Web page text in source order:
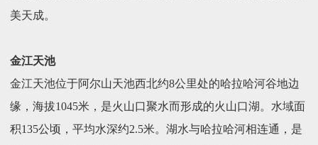
美天成。
金江天池
金江天池位于阿尔山天池西北约8公里处的哈拉哈河谷地边
缘，海拔1045米，是火山口聚水而形成的火山口湖。水域面
积135公顷，平均水深约2.5米。湖水与哈拉哈河相连通，是